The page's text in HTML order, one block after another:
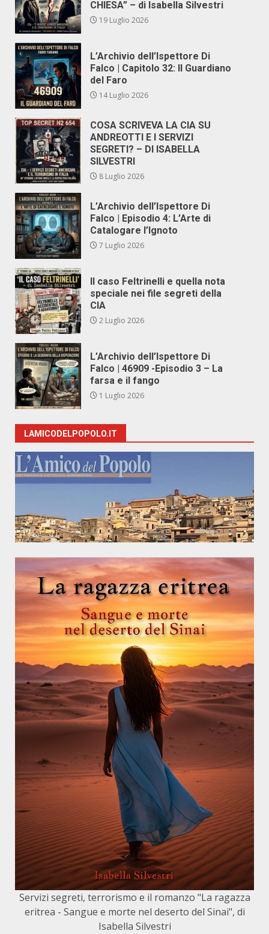
CHIESA” – di Isabella Silvestri
19 Luglio 2026
L’Archivio dell’Ispettore Di
Falco | Capitolo 32: Il Guardiano
del Faro
14 Luglio 2026
COSA SCRIVEVA LA CIA SU
ANDREOTTI E I SERVIZI
SEGRETI? – DI ISABELLA
SILVESTRI
8 Luglio 2026
L’Archivio dell’Ispettore Di
Falco | Episodio 4: L’Arte di
Catalogare l’Ignoto
7 Luglio 2026
Il caso Feltrinelli e quella nota
speciale nei file segreti della
CIA
2 Luglio 2026
L’Archivio dell’Ispettore Di
Falco | 46909 -Episodio 3 – La
farsa e il fango
1 Luglio 2026
LAMICODELPOPOLO.IT
Servizi segreti, terrorismo e il romanzo "La ragazza
eritrea - Sangue e morte nel deserto del Sinai", di
Isabella Silvestri